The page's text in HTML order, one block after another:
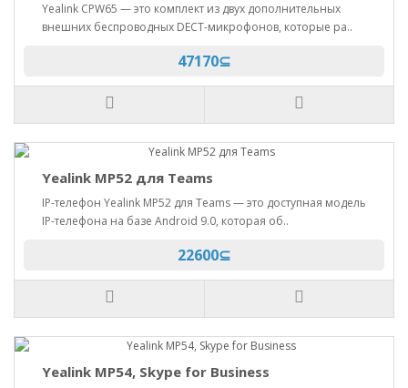
Yealink CPW65 — это комплект из двух дополнительных
внешних беспроводных DECT-микрофонов, которые ра..
47170⊆
Yealink MP52 для Teams
IP-телефон Yealink MP52 для Teams — это доступная модель
IP-телефона на базе Android 9.0, которая об..
22600⊆
Yealink MP54, Skype for Business